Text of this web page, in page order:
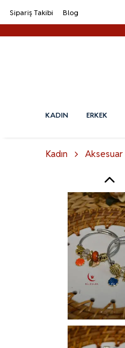
Sipariş Takibi Blog
KADIN ERKEK
Kadın Aksesuar